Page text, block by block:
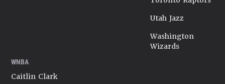
entre espoir et frustration, conscients que la fenêtre de
2025-26, le Wells Fargo Center attend enfin de vibrer au
Playoffs.
Dernière mise à jour le 13/08/2025
Utah Jazz
Washington
Wizards
WNBA
Caitlin Clark